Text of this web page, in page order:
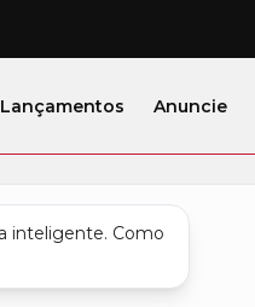
Lançamentos Anuncie